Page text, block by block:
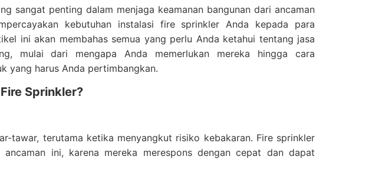
sangat penting dalam menjaga keamanan bangunan dari ancaman
kebutuhan instalasi fire sprinkler Anda kepada para
ini akan membahas semua yang perlu Anda ketahui tentang jasa
mulai dari mengapa Anda memerlukan mereka hingga cara
yang harus Anda pertimbangkan.
Sprinkler?
tawar, terutama ketika menyangkut risiko kebakaran. Fire sprinkler
ini, karena mereka merespons dengan cepat dan dapat